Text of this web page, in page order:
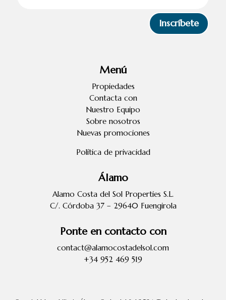
Inscríbete
Menú
Propiedades
Contacta con
Nuestro Equipo
Sobre nosotros
Nuevas promociones
Política de privacidad
Álamo
Alamo Costa del Sol Properties S.L.
C/. Córdoba 37 – 29640 Fuengirola
Ponte en contacto con
contact@alamocostadelsol.com
+34 952 469 519